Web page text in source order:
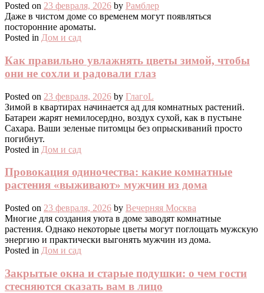
Posted on 23 февраля, 2026 by Рамблер
Даже в чистом доме со временем могут появляться
посторонние ароматы.
Posted in Дом и сад
Как правильно увлажнять цветы зимой, чтобы
они не сохли и радовали глаз
Posted on 23 февраля, 2026 by ГлагоL
Зимой в квартирах начинается ад для комнатных растений.
Батареи жарят немилосердно, воздух сухой, как в пустыне
Сахара. Ваши зеленые питомцы без опрыскиваний просто
погибнут.
Posted in Дом и сад
Провокация одиночества: какие комнатные
растения «выживают» мужчин из дома
Posted on 23 февраля, 2026 by Вечерняя Москва
Многие для создания уюта в доме заводят комнатные
растения. Однако некоторые цветы могут поглощать мужскую
энергию и практически выгонять мужчин из дома.
Posted in Дом и сад
Закрытые окна и старые подушки: о чем гости
стесняются сказать вам в лицо